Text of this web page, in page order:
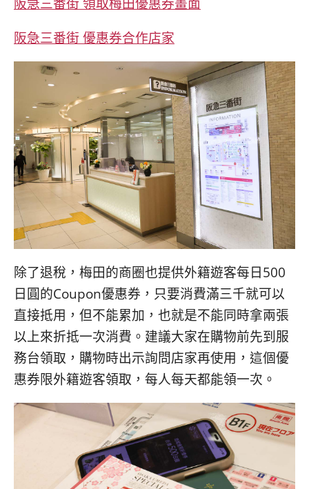
阪急三番街 優惠券合作店家
除了退稅，梅田的商圈也提供外籍遊客每日500
日圓的Coupon優惠券，只要消費滿三千就可以
直接抵用，但不能累加，也就是不能同時拿兩張
以上來折抵一次消費。建議大家在購物前先到服
務台領取，購物時出示詢問店家再使用，這個優
惠券限外籍遊客領取，每人每天都能領一次。